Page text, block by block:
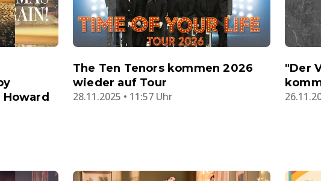
The Ten Tenors kommen 2026
wieder auf Tour
28.11.2025 • 11:57 Uhr
"Der